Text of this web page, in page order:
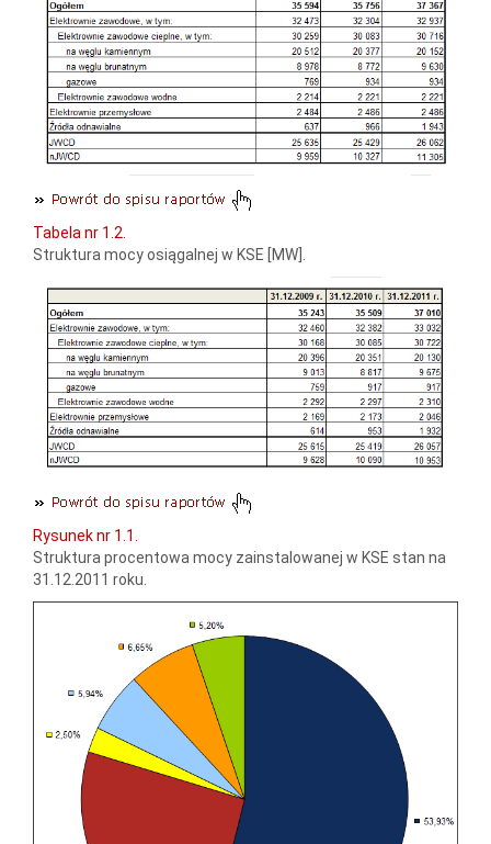
Tabela nr 1.2.
Struktura mocy osiągalnej w KSE [MW].
Rysunek nr 1.1.
Struktura procentowa mocy zainstalowanej w KSE stan na
31.12.2011 roku.